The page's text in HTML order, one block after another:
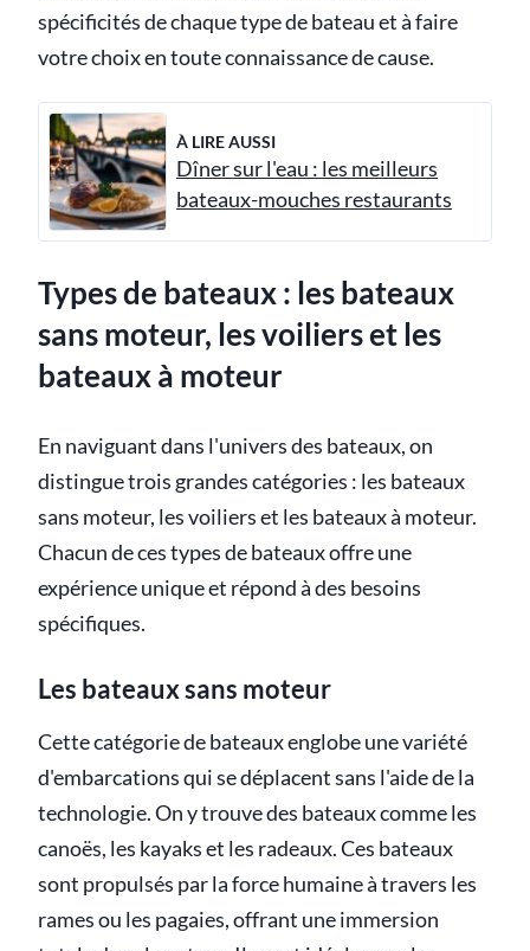
spécificités de chaque type de bateau et à faire
votre choix en toute connaissance de cause.
À LIRE AUSSI
Dîner sur l'eau : les meilleurs
bateaux-mouches restaurants
Types de bateaux : les bateaux
sans moteur, les voiliers et les
bateaux à moteur
En naviguant dans l'univers des bateaux, on
distingue trois grandes catégories : les bateaux
sans moteur, les voiliers et les bateaux à moteur.
Chacun de ces types de bateaux offre une
expérience unique et répond à des besoins
spécifiques.
Les bateaux sans moteur
Cette catégorie de bateaux englobe une variété
d'embarcations qui se déplacent sans l'aide de la
technologie. On y trouve des bateaux comme les
canoës, les kayaks et les radeaux. Ces bateaux
sont propulsés par la force humaine à travers les
rames ou les pagaies, offrant une immersion